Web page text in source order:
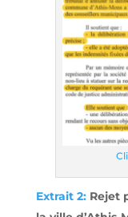
Extrait 2:Rejet